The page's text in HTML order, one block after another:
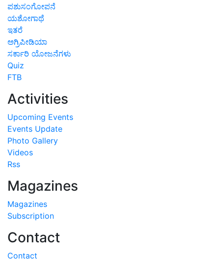
ಪಶುಸಂಗೋಪನೆ
ಯಶೋಗಾಥೆ
ಇತರೆ
ಅಗ್ರಿಪೀಡಿಯಾ
ಸರ್ಕಾರಿ ಯೋಜನೆಗಳು
Quiz
FTB
Activities
Upcoming Events
Events Update
Photo Gallery
Videos
Rss
Magazines
Magazines
Subscription
Contact
Contact